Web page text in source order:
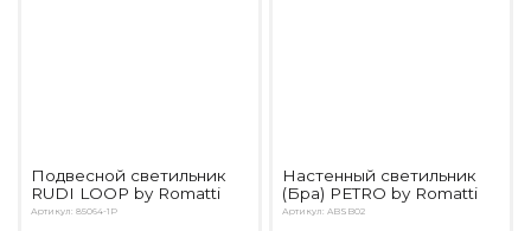
Подвесной светильник
RUDI LOOP by Romatti
Артикул: 85064-1P
Настенный светильник
(Бра) PETRO by Romatti
Артикул: ABSB02